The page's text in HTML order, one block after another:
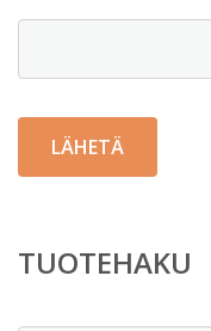
TUOTEHAKU